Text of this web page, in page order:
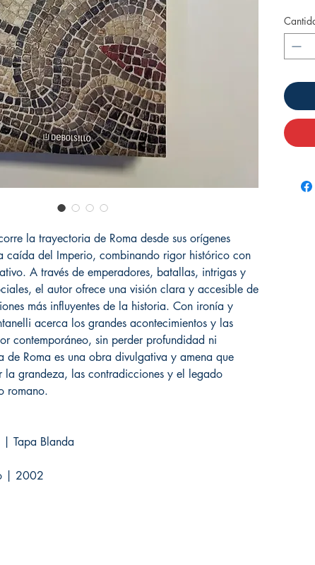
la trayectoria de Roma desde sus orígenes
caída del Imperio, combinando rigor histórico con
A través de emperadores, batallas, intrigas y
el autor ofrece una visión clara y accesible de
más influyentes de la historia. Con ironía y
acerca los grandes acontecimientos y las
contemporáneo, sin perder profundidad ni
de Roma es una obra divulgativa y amena que
la grandeza, las contradicciones y el legado
romano.
| Tapa Blanda
| 2002